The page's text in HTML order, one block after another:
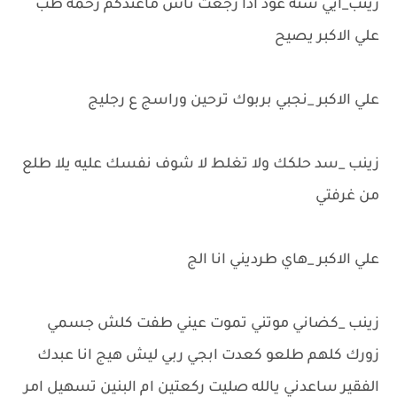
زينب_ايي سنه عود اذا رجعت ناس ماعندكم رحمه طب
علي الاكبر يصيح
علي الاكبر _نجبي بربوك ترحين وراسج ع رجليج
زينب _سد حلكك ولا تغلط لا شوف نفسك عليه يلا طلع
من غرفتي
علي الاكبر _هاي طرديني انا الج
زينب _كضاني موتني تموت عيني طفت كلش جسمي
زورك كلهم طلعو كعدت ابجي ربي ليش هيج انا عبدك
الفقير ساعدني يالله صليت ركعتين ام البنين تسهيل امر